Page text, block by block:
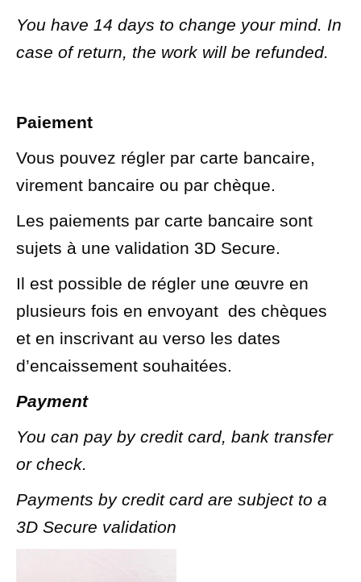
You have 14 days to change your mind. In
case of return, the work will be refunded.
Paiement
Vous pouvez régler par carte bancaire,
virement bancaire ou par chèque.
Les paiements par carte bancaire sont
sujets à une validation 3D Secure.
Il est possible de régler une œuvre en
plusieurs fois en envoyant des chèques
et en inscrivant au verso les dates
d’encaissement souhaitées.
Payment
You can pay by credit card, bank transfer
or check.
Payments by credit card are subject to a
3D Secure validation